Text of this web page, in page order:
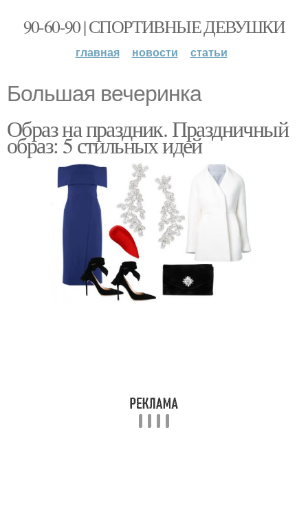
90-60-90 | СПОРТИВНЫЕ ДЕВУШКИ
главная новости статьи
Большая вечеринка
Образ на праздник. Праздничный
образ: 5 стильных идей